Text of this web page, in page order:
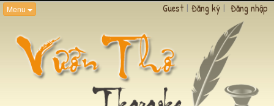
Menu Guest | Đăng ký | Đăng nhập